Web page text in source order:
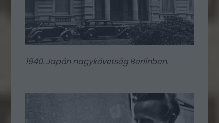
1940. Japán nagykövetség Berlinben.